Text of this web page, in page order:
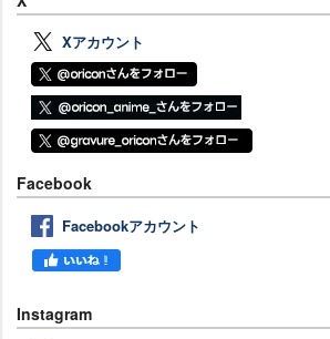
Xアカウント
Facebook
Facebookアカウント
Instagram